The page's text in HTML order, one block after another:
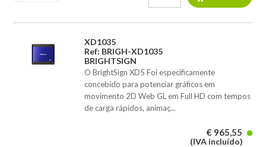
XD1035
Ref: BRIGH-XD1035
BRIGHTSIGN
O BrightSign XD5 Foi especificamente
concebido para potenciar gráficos em
movimento 2D Web GL em Full HD com tempos
de carga rápidos, animaç...
€ 965,55
(IVA incluído)